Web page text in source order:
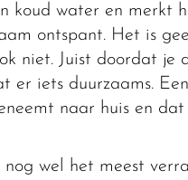
koud water en merkt
ontspant. Het is
niet. Juist doordat je
er iets duurzaams.
naar huis en
wel het meest